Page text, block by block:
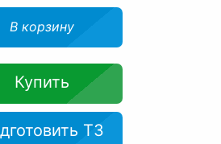
В корзину
Купить
ТЗ